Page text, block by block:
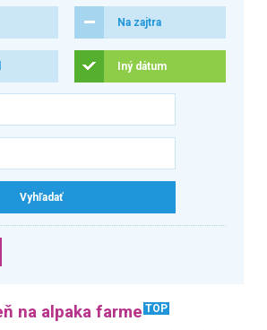
Na zajtra
Iný dátum
na alpaka farme TOP